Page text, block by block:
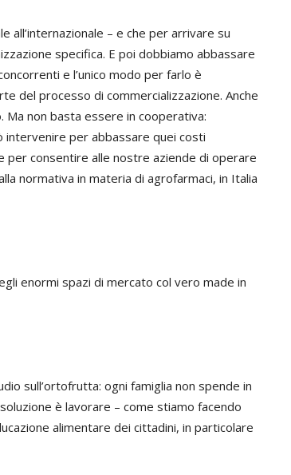
all’internazionale – e che per arrivare su
specifica. E poi dobbiamo abbassare
e l’unico modo per farlo è
del processo di commercializzazione. Anche
Ma non basta essere in cooperativa:
per abbassare quei costi
per consentire alle nostre aziende di operare
normativa in materia di agrofarmaci, in Italia
enormi spazi di mercato col vero made in
sull’ortofrutta: ogni famiglia non spende in
è lavorare – come stiamo facendo
alimentare dei cittadini, in particolare